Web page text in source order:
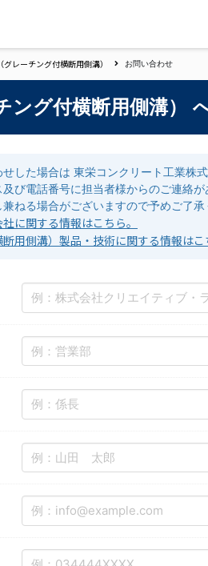
レーチング付横断用側溝） お問い合わせ
ング付横断用側溝）
した場合は 東栄コンクリート工業株
び電話番号に担当者様からのご連絡が
ねる場合がございますので予めご了承
に関する情報はこちら。
用側溝）製品・技術に関する情報はこ